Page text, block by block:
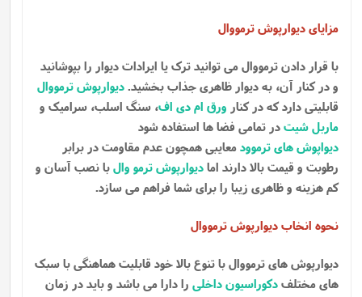
مزایای دیوارپوش ترمووال
با قرار دادن ترمووال می توانید ترک یا ایرادات دیوار را بپوشانید
و در کنار آن، به دیوار ظاهری جذاب بخشید.دیوارپوش ترمووال
قابلیتی دارد که در کنار ورق ام دی اف، سنگ اسلب، سرامیک و
ماربل شیتدر تمامی فضا ها استفاده شود
دیواپوش های ترموودمعایبی همچون عدم مقاومت در برابر
رطوبت و قیمت بالا دارند امادیوارپوش ترمو والبا نصب آسان و
کم هزینه و ظاهری زیبا را برای شما فراهم می سازد.
نحوه انخاب دیوارپوش ترمووال
دیوارپوش های ترمووال با تنوع بالا خود قابلیت هماهنگی با سبک
های مختلفدکوراسیون داخلی را دارا می باشد و باید در زمان